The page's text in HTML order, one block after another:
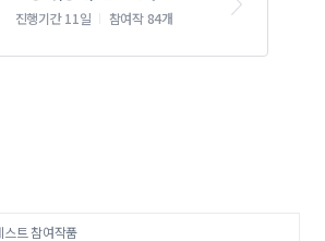
진행기간 11일 참여작 84개
스트 참여작품